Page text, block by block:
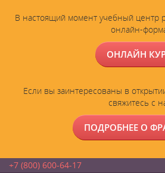
В настоящий момент учебный центр
онлайн-
ОНЛАЙН
Если вы заинтересованы в
свяжитесь с
ПОДРОБНЕЕ О
+7 (800) 600-64-17